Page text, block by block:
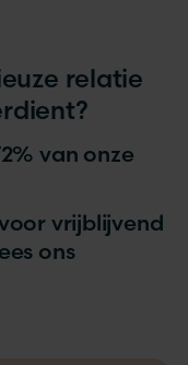
relatie
van onze
vrijblijvend
ons